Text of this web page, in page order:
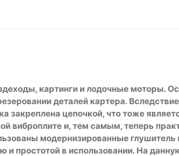
картинги и лодочные моторы.
деталей картера.
закреплена цепочкой, что тоже
виброплите и, тем самым, теперь
модернизированные
и простотой в использовании. На